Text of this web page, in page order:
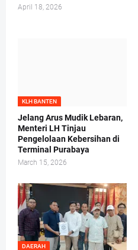
April 18, 2026
KLH BANTEN
Jelang Arus Mudik Lebaran,
Menteri LH Tinjau
Pengelolaan Kebersihan di
Terminal Purabaya
March 15, 2026
DAERAH